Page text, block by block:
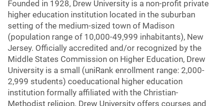
Founded in 1928, Drew University is a non-profit private
higher education institution located in the suburban
setting of the medium-sized town of Madison
(population range of 10,000-49,999 inhabitants), New
Jersey. Officially accredited and/or recognized by the
Middle States Commission on Higher Education, Drew
University is a small (uniRank enrollment range: 2,000-
2,999 students) coeducational higher education
institution formally affiliated with the Christian-
Methodist religion. Drew University offers courses and